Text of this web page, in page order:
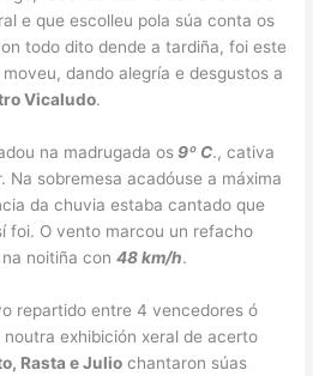
e que escolleu pola súa conta os
todo dito dende a tardiña, foi este
dando alegría e desgustos a
Vicaludo.
na madrugada os9º C., cativa
Na sobremesa acadóuse a máxima
da chuvia estaba cantado que
foi. O vento marcou un refacho
na noitiña con48 km/h.
repartido entre 4 vencedores ó
noutra exhibición xeral de acerto
Rasta e Julio chantaron súas